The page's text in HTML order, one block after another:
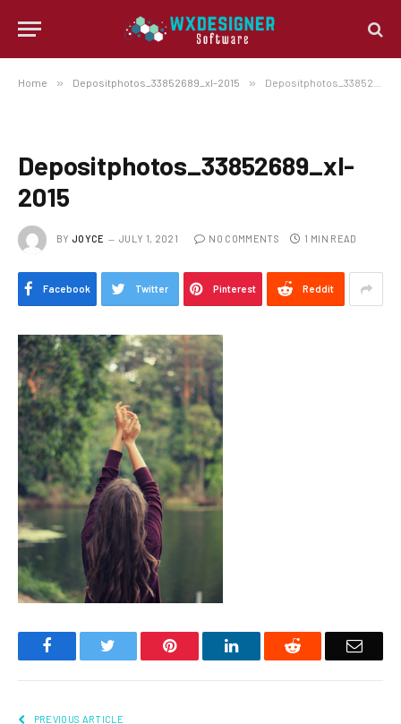
Home » Depositphotos_33852689_xl-2015 » Depositphotos_33852689_xl-2015
Depositphotos_33852689_xl-
2015
BY JOYCE JULY 1, 2021 NO COMMENTS 1 MIN READ
Facebook Twitter Pinterest Reddit
Facebook Pinterest LinkedIn Reddit Email
PREVIOUS ARTICLE